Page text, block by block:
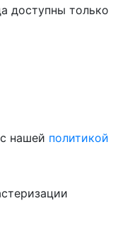
доступны только
нашей политикой